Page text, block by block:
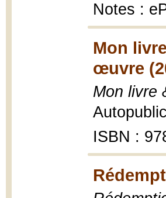
Notes :
Mon
œuvre
Mon livre
ISBN :